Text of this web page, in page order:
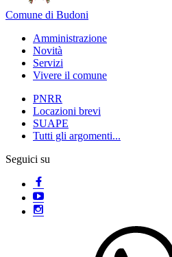
Comune di Budoni
Amministrazione
Novità
Servizi
Vivere il comune
PNRR
Locazioni brevi
SUAPE
Tutti gli argomenti...
Seguici su